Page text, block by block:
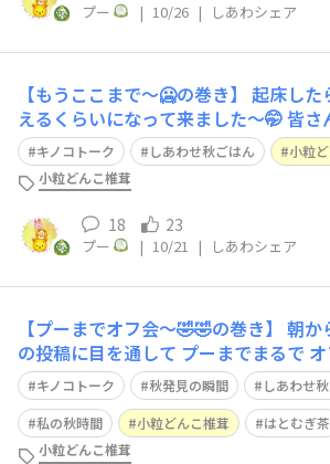
プー | 10/26 | しあわシェア
【もうここまで〜🥶の巻き】 起床し
えるくらいになって来ました〜🤭 皆
がですか〜⁉️ 10時になろうとしても 室内はこれしか気温
が上がらず😅 もうスーパーではジャン
世界になっていました〜😙 ので お昼ごはんには 味噌煮込
みうどんに どんこ🍄‍🟫
キノコトーク しあわせ秋ごはん
小粒
小粒どんこ椎茸
18 23
プー | 10/21 | しあわシェア
【プーまでオフ会〜🤣🤣の巻き】 朝
の投稿に目を通して プーまでまるで
ような楽しさになってきたり🥰 投稿写
みたりと 楽しい1日になりました〜😍 そんな夕飯には 💫
肉豆腐🥩😋 小粒どんこも入れて 染み染
こ出汁も出てくれているんで
キノコトーク 秋発見の瞬間
しあわせ
私の秋時間
小粒どんこ椎茸
はとむぎ茶
小粒どんこ椎茸